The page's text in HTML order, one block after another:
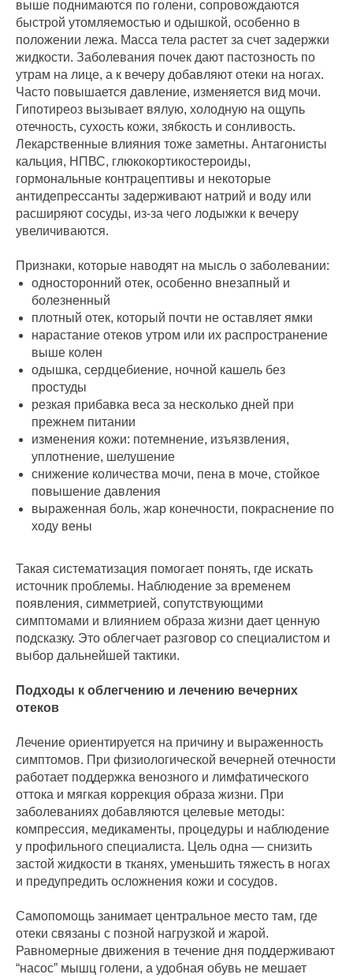
выше поднимаются по голени, сопровождаются
быстрой утомляемостью и одышкой, особенно в
положении лежа. Масса тела растет за счет задержки
жидкости. Заболевания почек дают пастозность по
утрам на лице, а к вечеру добавляют отеки на ногах.
Часто повышается давление, изменяется вид мочи.
Гипотиреоз вызывает вялую, холодную на ощупь
отечность, сухость кожи, зябкость и сонливость.
Лекарственные влияния тоже заметны. Антагонисты
кальция, НПВС, глюкокортикостероиды,
гормональные контрацептивы и некоторые
антидепрессанты задерживают натрий и воду или
расширяют сосуды, из‑за чего лодыжки к вечеру
увеличиваются.
Признаки, которые наводят на мысль о заболевании:
односторонний отек, особенно внезапный и
болезненный
плотный отек, который почти не оставляет ямки
нарастание отеков утром или их распространение
выше колен
одышка, сердцебиение, ночной кашель без
простуды
резкая прибавка веса за несколько дней при
прежнем питании
изменения кожи: потемнение, изъязвления,
уплотнение, шелушение
снижение количества мочи, пена в моче, стойкое
повышение давления
выраженная боль, жар конечности, покраснение по
ходу вены
Такая систематизация помогает понять, где искать
источник проблемы. Наблюдение за временем
появления, симметрией, сопутствующими
симптомами и влиянием образа жизни дает ценную
подсказку. Это облегчает разговор со специалистом и
выбор дальнейшей тактики.
Подходы к облегчению и лечению вечерних
отеков
Лечение ориентируется на причину и выраженность
симптомов. При физиологической вечерней отечности
работает поддержка венозного и лимфатического
оттока и мягкая коррекция образа жизни. При
заболеваниях добавляются целевые методы:
компрессия, медикаменты, процедуры и наблюдение
у профильного специалиста. Цель одна — снизить
застой жидкости в тканях, уменьшить тяжесть в ногах
и предупредить осложнения кожи и сосудов.
Самопомощь занимает центральное место там, где
отеки связаны с позной нагрузкой и жарой.
Равномерные движения в течение дня поддерживают
“насос” мышц голени, а удобная обувь не мешает